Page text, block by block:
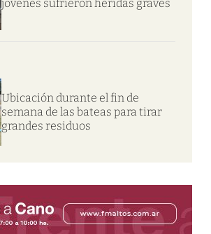
jóvenes sufrieron heridas graves
Ubicación durante el fin de
semana de las bateas para tirar
grandes residuos